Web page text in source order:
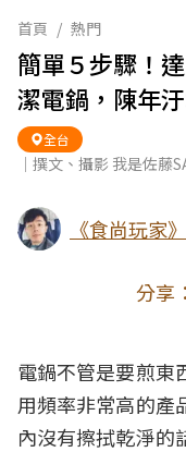
首頁 / 熱門
簡單５步驟！
潔電鍋，陳年
全台
｜撰文、攝影 我是佐藤
《食尚玩家
分享：
電鍋不管是要煎東
用頻率非常高的產
內沒有擦拭乾淨的